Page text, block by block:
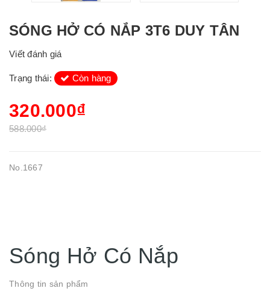
SÓNG HỞ CÓ NẮP 3T6 DUY TÂN
Viết đánh giá
Trạng thái: Còn hàng
320.000₫
588.000₫
No.1667
Sóng Hở Có Nắp
Thông tin sản phẩm